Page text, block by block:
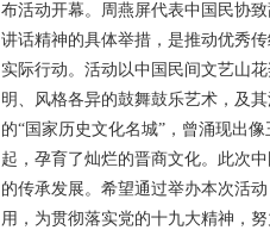
布活动开幕。周燕屏代表中国民协
讲话精神的具体举措，是推动优秀
实际行动。活动以中国民间文艺山
明、风格各异的鼓舞鼓乐艺术，及
的“国家历史文化名城”，曾涌现出
起，孕育了灿烂的晋商文化。此次
的传承发展。希望通过举办本次活
用，为贯彻落实党的十九大精神，